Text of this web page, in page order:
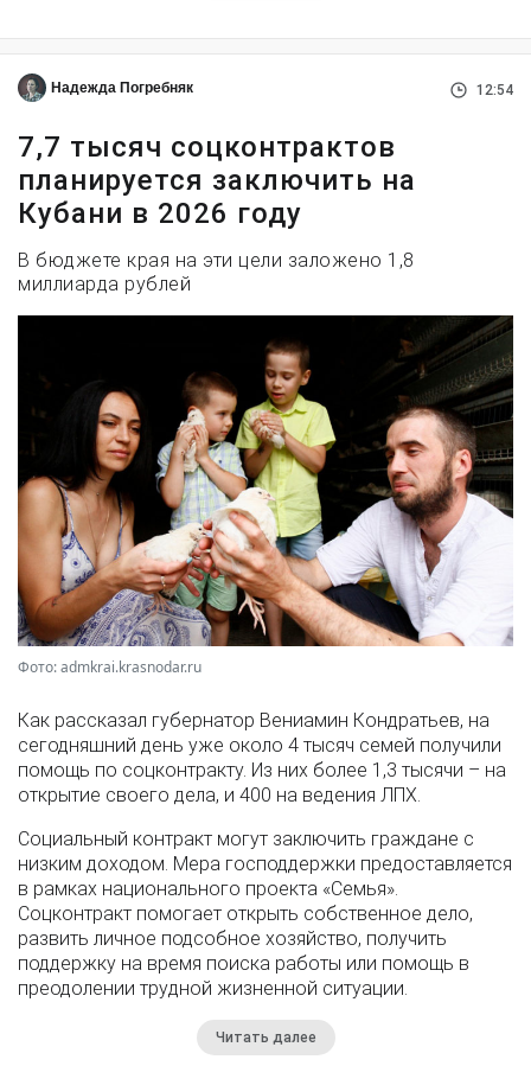
Надежда Погребняк 12:54
7,7 тысяч соцконтрактов
планируется заключить на
Кубани в 2026 году
В бюджете края на эти цели заложено 1,8
миллиарда рублей
Фото: admkrai.krasnodar.ru
Как рассказал губернатор Вениамин Кондратьев, на
сегодняшний день уже около 4 тысяч семей получили
помощь по соцконтракту. Из них более 1,3 тысячи – на
открытие своего дела, и 400 на ведения ЛПХ.
Социальный контракт могут заключить граждане с
низким доходом. Мера господдержки предоставляется
в рамках национального проекта «Семья».
Соцконтракт помогает открыть собственное дело,
развить личное подсобное хозяйство, получить
поддержку на время поиска работы или помощь в
преодолении трудной жизненной ситуации.
Читать далее